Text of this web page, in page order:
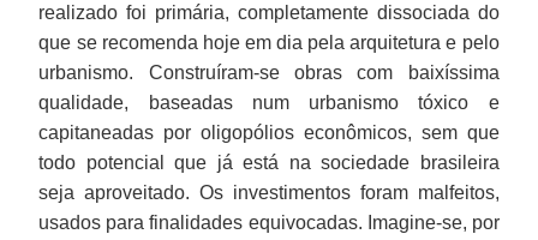
realizado foi primária, completamente dissociada do
que se recomenda hoje em dia pela arquitetura e pelo
urbanismo. Construíram-se obras com baixíssima
qualidade, baseadas num urbanismo tóxico e
capitaneadas por oligopólios econômicos, sem que
todo potencial que já está na sociedade brasileira
seja aproveitado. Os investimentos foram malfeitos,
usados para finalidades equivocadas. Imagine-se, por